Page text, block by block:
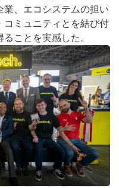
、エコシステムの担い
コミュニティとを結び付
ことを実感した。